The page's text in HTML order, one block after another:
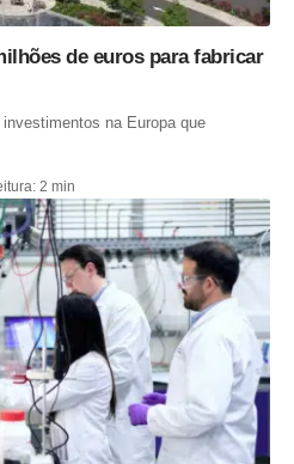
de euros para fabricar
na Europa que
2 min